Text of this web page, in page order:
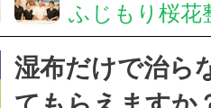
す。食いしばりや歯
けでなく首や肩の筋
担をかけ、顎関節症
ふじもり桜花
湿布だけで治ら